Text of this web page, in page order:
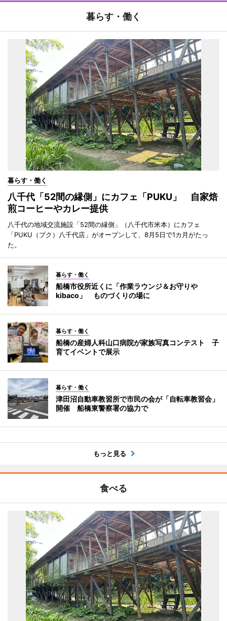
暮らす・働く
暮らす・働く
八千代「52間の縁側」にカフェ「PUKU」 自家焙
煎コーヒーやカレー提供
八千代の地域交流施設「52間の縁側」（八千代市米本）にカフェ
「PUKU（プク）八千代店」がオープンして、8月5日で1カ月がたっ
た。
暮らす・働く
船橋市役所近くに「作業ラウンジ＆お守りや
kibaco」 ものづくりの場に
暮らす・働く
船橋の産婦人科山口病院が家族写真コンテスト 子
育てイベントで展示
暮らす・働く
津田沼自動車教習所で市民の会が「自転車教習会」
開催 船橋東警察署の協力で
もっと見る
食べる